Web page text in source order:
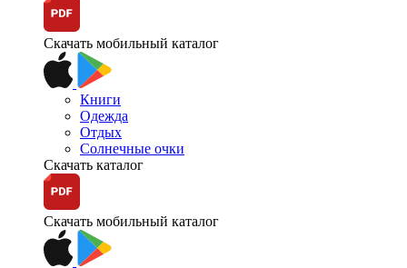
Скачать мобильный каталог
Книги
Одежда
Отдых
Солнечные очки
Скачать каталог
Скачать мобильный каталог